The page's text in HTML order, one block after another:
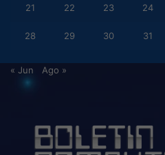
21 22 23 24
28 29 30 31
« Jun Ago »